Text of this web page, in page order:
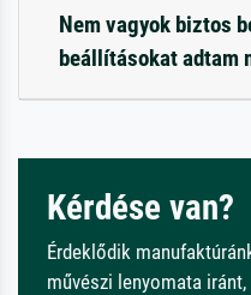
Nem vagyok biztos
beállításokat adtam
Kérdése van?
Érdeklődik
művészi lenyomata iránt,